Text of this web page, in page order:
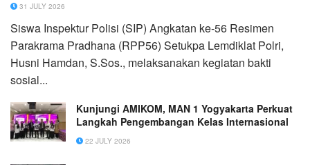
31 JULY 2026
Siswa Inspektur Polisi (SIP) Angkatan ke-56 Resimen
Parakrama Pradhana (RPP56) Setukpa Lemdiklat Polri,
Husni Hamdan, S.Sos., melaksanakan kegiatan bakti
sosial...
Kunjungi AMIKOM, MAN 1 Yogyakarta Perkuat
Langkah Pengembangan Kelas Internasional
22 JULY 2026